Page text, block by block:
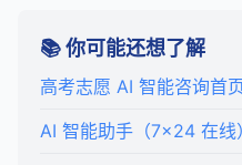
📚 你可能还想了解
高考志愿 AI 智能咨询首
AI 智能助手（7×24 在线）